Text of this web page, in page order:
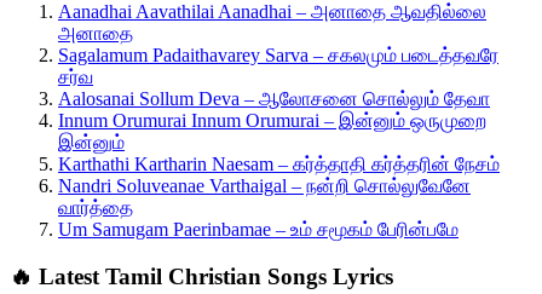
Aanadhai Aavathilai Aanadhai – அனாதை ஆவதில்லை
அனாதை
Sagalamum Padaithavarey Sarva – சகலமும் படைத்தவரே
சர்வ
Aalosanai Sollum Deva – ஆலோசனை சொல்லும் தேவா
Innum Orumurai Innum Orumurai – இன்னும் ஒருமுறை
இன்னும்
Karthathi Kartharin Naesam – கர்த்தாதி கர்த்தரின் நேசம்
Nandri Soluveanae Varthaigal – நன்றி சொல்லுவேனே
வார்த்தை
Um Samugam Paerinbamae – உம் சமூகம் பேரின்பமே
🔥 Latest Tamil Christian Songs Lyrics